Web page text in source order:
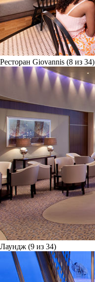
Ресторан Giovannis (8 из 34)
Лаундж (9 из 34)